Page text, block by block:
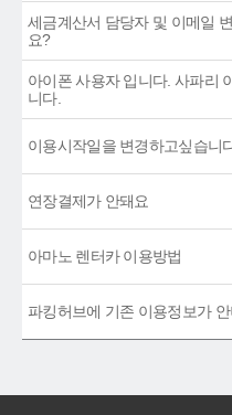
세금계산서 담당자 및 이메일
요?
아이폰 사용자 입니다. 사파리
니다.
이용시작일을 변경하고싶습니
연장결제가 안돼요
아마노 렌터카 이용방법
파킹허브에 기존 이용정보가 안